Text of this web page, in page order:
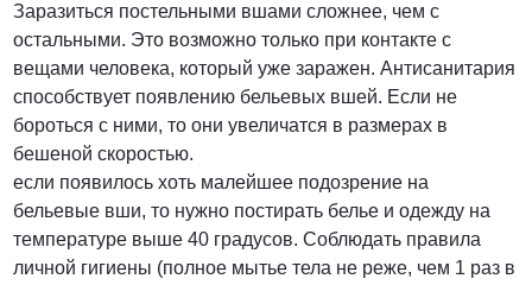
Заразиться постельными вшами сложнее, чем с
остальными. Это возможно только при контакте с
вещами человека, который уже заражен. Антисанитария
способствует появлению бельевых вшей. Если не
бороться с ними, то они увеличатся в размерах в
бешеной скоростью.
если появилось хоть малейшее подозрение на
бельевые вши, то нужно постирать белье и одежду на
температуре выше 40 градусов. Соблюдать правила
личной гигиены (полное мытье тела не реже, чем 1 раз в